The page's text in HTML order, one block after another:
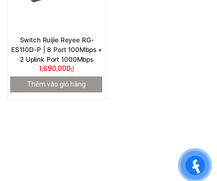
Switch Ruijie Reyee RG-
ES110D-P | 8 Port 100Mbps +
2 Uplink Port 1000Mbps
1,690,000₫
Thêm vào giỏ hàng